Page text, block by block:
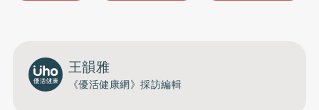
王韻雅
《優活健康網》採訪編輯